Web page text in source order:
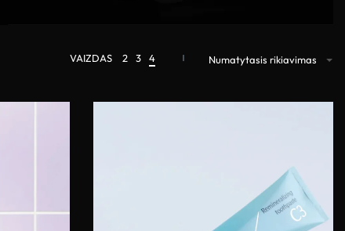
VAIZDAS 2 3 4 Numatytasis rikiavimas